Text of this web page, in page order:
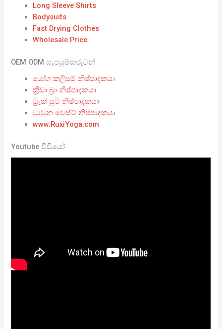
Long Sleeve Shirts
Bodysuits
Fast Drying Clothes
Wholesale Price
OEM ODM සැපයුම්කරුවන්
යෝග කලිසම් නිෂ්පාදකයා
ක්‍රීඩා බ්‍රා නිෂ්පාදකයා
ට්‍රැක් සූට් නිෂ්පාදකයා
ධාවන වෙස්ට් නිෂ්පාදකයා
www.RuxiYoga.com
Youtube වීඩියෝ